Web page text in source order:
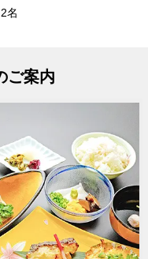
名
ご案内